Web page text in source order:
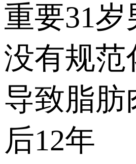
重要31岁
没有规范
导致脂肪
后12年